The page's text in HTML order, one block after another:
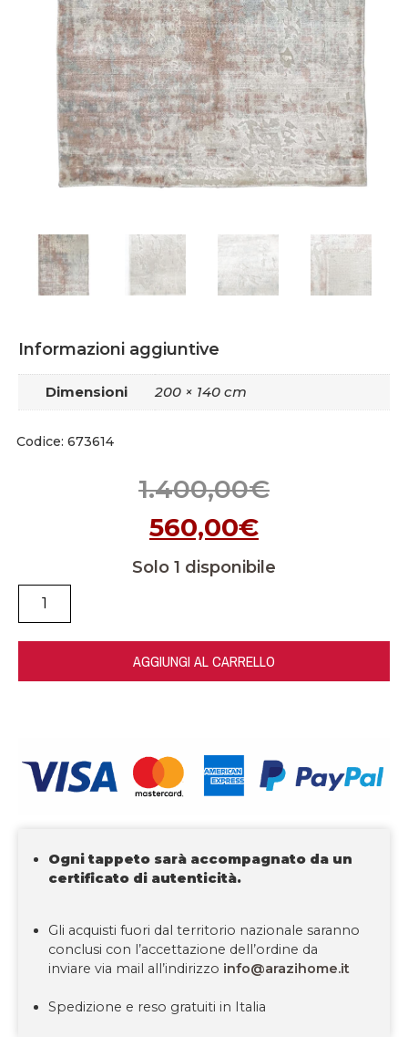
Informazioni aggiuntive
Dimensioni 200 × 140 cm
Codice: 673614
1.400,00€
560,00€
Solo 1 disponibile
AGGIUNGI AL CARRELLO
Ogni tappeto sarà accompagnato da un
certificato di autenticità.
Gli acquisti fuori dal territorio nazionale saranno
conclusi con l’accettazione dell’ordine da
inviare via mail all’indirizzo info@arazihome.it
Spedizione e reso gratuiti in Italia